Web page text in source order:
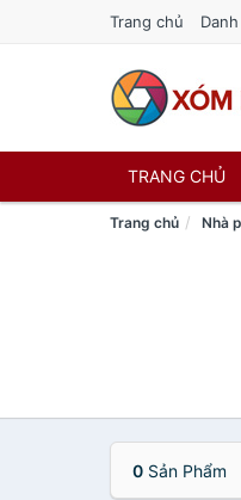
Trang chủ
TRANG CHỦ
Trang chủ Nhà
0 Sản Phẩm